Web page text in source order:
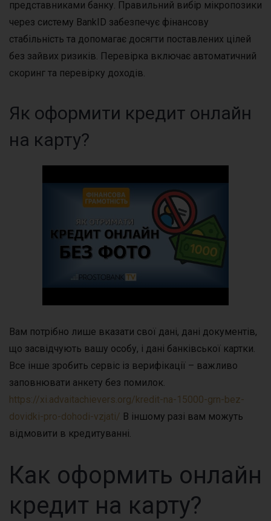
представниками банку. Правильний вибір мікропозики
через систему BankID забезпечує фінансову
стабільність та допомагає досягти поставлених цілей
без зайвих ризиків. Перевірка включає автоматичний
скоринг та перевірку доходів.
Як оформити кредит онлайн
на карту?
Вам потрібно лише вказати свої дані, дані документів,
що засвідчують вашу особу, і дані банківської картки.
Все інше зробить сервіс із верифікації – важливо
заповнювати анкету без помилок.
https://xi.advaitachievers.org/kredit-na-15000-grn-bez-
dovidki-pro-dohodi-vzjati/ В іншому разі вам можуть
відмовити в кредитуванні.
Как оформить онлайн
кредит на карту?